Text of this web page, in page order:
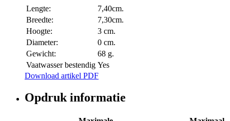
Lengte:
7,40cm.
Breedte:
7,30cm.
Hoogte:
3 cm.
Diameter:
0 cm.
Gewicht:
68 g.
Vaatwasser bestendig Yes
Download artikel PDF
Opdruk informatie